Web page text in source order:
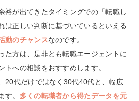
裕が出てきたタイミングでの「転職し
は正しい判断に基づいているといえる
動のチャンスなのです。
た方は、是非とも転職エージェントに
トへの相談をおすすめします。
20代だけではなく30代40代と、幅広
す。 多くの転職者から得たデータを元